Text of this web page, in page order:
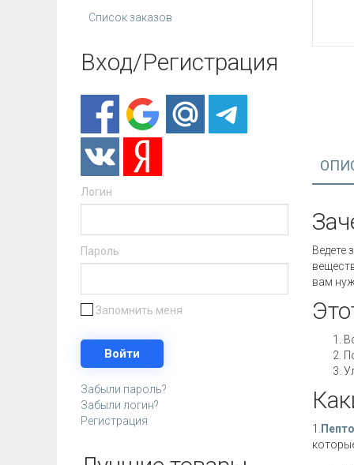
Ведете
вам
1.
Список заказов
Вход/Регистрация
Логин
Пароль
Запомнить меня
Забыли пароль?
Забыли логин?
Регистрация